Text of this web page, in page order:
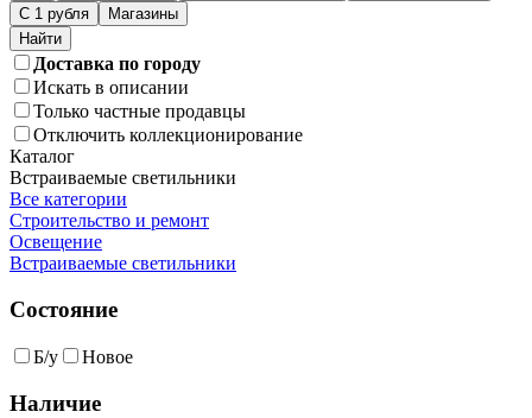
С 1 рубля
Магазины
Доставка по городу
Искать в описании
Только частные продавцы
Отключить коллекционирование
Каталог
Встраиваемые светильники
Все категории
Строительство и ремонт
Освещение
Встраиваемые светильники
Состояние
Б/у Новое
Наличие